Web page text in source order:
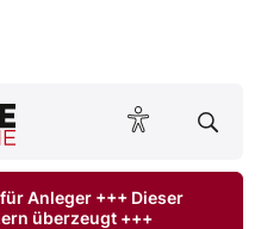
ONLINE lesen
Anleger +++ Dieser
überzeugt +++